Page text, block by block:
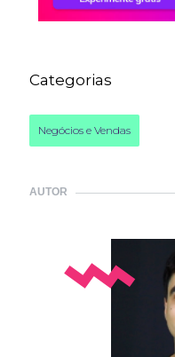
Categorias
Negócios e Vendas
AUTOR